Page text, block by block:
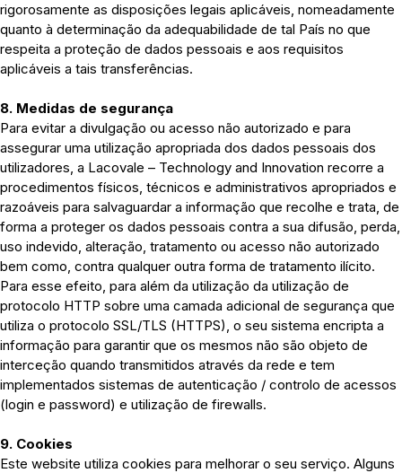
rigorosamente as disposições legais aplicáveis, nomeadamente
quanto à determinação da adequabilidade de tal País no que
respeita a proteção de dados pessoais e aos requisitos
aplicáveis a tais transferências.
8. Medidas de segurança
Para evitar a divulgação ou acesso não autorizado e para
assegurar uma utilização apropriada dos dados pessoais dos
utilizadores, a Lacovale – Technology and Innovation recorre a
procedimentos físicos, técnicos e administrativos apropriados e
razoáveis para salvaguardar a informação que recolhe e trata, de
forma a proteger os dados pessoais contra a sua difusão, perda,
uso indevido, alteração, tratamento ou acesso não autorizado
bem como, contra qualquer outra forma de tratamento ilícito.
Para esse efeito, para além da utilização da utilização de
protocolo HTTP sobre uma camada adicional de segurança que
utiliza o protocolo SSL/TLS (HTTPS), o seu sistema encripta a
informação para garantir que os mesmos não são objeto de
interceção quando transmitidos através da rede e tem
implementados sistemas de autenticação / controlo de acessos
(login e password) e utilização de firewalls.
9. Cookies
Este website utiliza cookies para melhorar o seu serviço. Alguns